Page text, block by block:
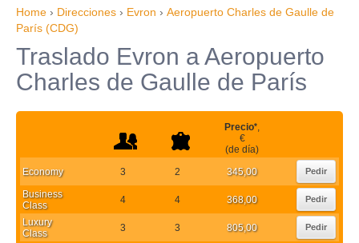
Home › Direcciones › Evron › Aeropuerto Charles de Gaulle de
París (CDG)
Traslado Evron a Aeropuerto
Charles de Gaulle de París
Precio*,
€
(de día)
Economy
3 2 345,00 Pedir
Business
Class
4 4 368,00 Pedir
Luxury
Class
3 3 805,00 Pedir